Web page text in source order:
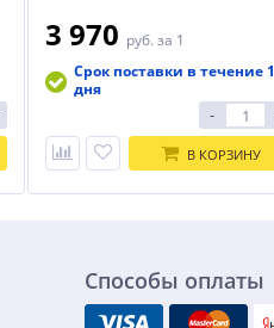
3 970 руб. за 1
Срок поставки в течение 1
дня
-
В КОРЗИНУ
Способы оплаты